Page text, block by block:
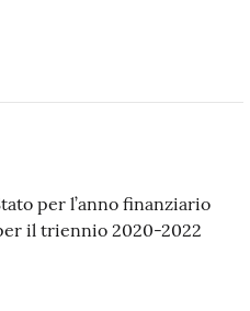
per l’anno finanziario
il triennio 2020-2022